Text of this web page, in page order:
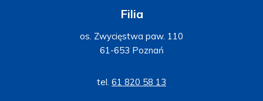
Filia
os. Zwycięstwa paw. 110
61-653 Poznań
tel. 61 820 58 13